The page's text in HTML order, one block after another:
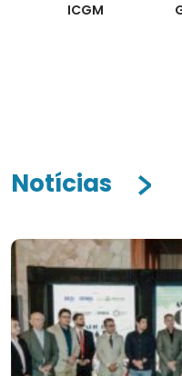
ICGM
Notícias